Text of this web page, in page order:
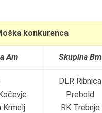
konkurenca
Am Skupina Bm
Krmelj
DLR Ribnica
Prebold
RK Trebnje